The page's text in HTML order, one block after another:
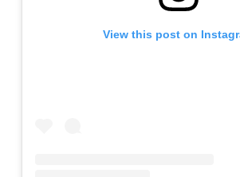
View this post on